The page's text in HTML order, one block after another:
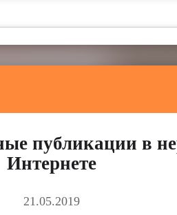
публикации в
Интернете
21.05.2019